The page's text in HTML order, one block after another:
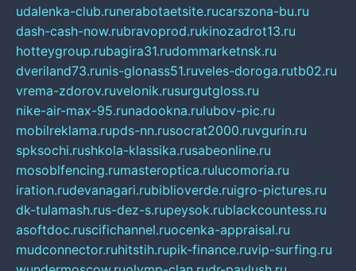
udalenka-club.runerabotaetsite.rucarszona-bu.ru
dash-cash-now.rubravoprod.rukinozadrot13.ru
hotteygroup.rubagira31.rudommarketnsk.ru
dveriland73.runis-glonass51.ruveles-doroga.rutb02.ru
vrema-zdorov.ruvelonik.rusurgutgloss.ru
nike-air-max-95.runadookna.rulubov-pic.ru
mobilreklama.rupds-nn.rusocrat2000.ruvgurin.ru
spksochi.rushkola-klassika.rusabeonline.ru
mosoblfencing.rumasteroptica.rulucomoria.ru
iration.rudevanagari.rubiblioverde.ruigro-pictures.ru
dk-tulamash.rus-dez-s.rupeysok.rublackcountess.ru
asoftdoc.ruscifichannel.ruocenka-appraisal.ru
mudconnector.ruhitstih.rupik-finance.ruvip-surfing.ru